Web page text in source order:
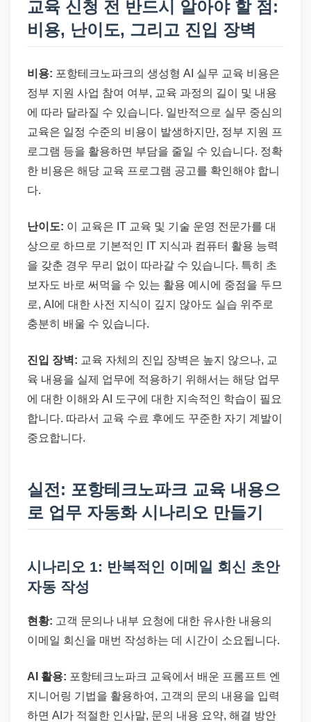
교육 신청 전 반드시 알아야 할 점:
비용, 난이도, 그리고 진입 장벽
비용: 포항테크노파크의 생성형 AI 실무 교육 비용은
정부 지원 사업 참여 여부, 교육 과정의 길이 및 내용
에 따라 달라질 수 있습니다. 일반적으로 실무 중심의
교육은 일정 수준의 비용이 발생하지만, 정부 지원 프
로그램 등을 활용하면 부담을 줄일 수 있습니다. 정확
한 비용은 해당 교육 프로그램 공고를 확인해야 합니
다.
난이도: 이 교육은 IT 교육 및 기술 운영 전문가를 대
상으로 하므로 기본적인 IT 지식과 컴퓨터 활용 능력
을 갖춘 경우 무리 없이 따라갈 수 있습니다. 특히 초
보자도 바로 써먹을 수 있는 활용 예시에 중점을 두므
로, AI에 대한 사전 지식이 깊지 않아도 실습 위주로
충분히 배울 수 있습니다.
진입 장벽: 교육 자체의 진입 장벽은 높지 않으나, 교
육 내용을 실제 업무에 적용하기 위해서는 해당 업무
에 대한 이해와 AI 도구에 대한 지속적인 학습이 필요
합니다. 따라서 교육 수료 후에도 꾸준한 자기 계발이
중요합니다.
실전: 포항테크노파크 교육 내용으
로 업무 자동화 시나리오 만들기
시나리오 1: 반복적인 이메일 회신 초안
자동 작성
현황: 고객 문의나 내부 요청에 대한 유사한 내용의
이메일 회신을 매번 작성하는 데 시간이 소요됩니다.
AI 활용: 포항테크노파크 교육에서 배운 프롬프트 엔
지니어링 기법을 활용하여, 고객의 문의 내용을 입력
하면 AI가 적절한 인사말, 문의 내용 요약, 해결 방안